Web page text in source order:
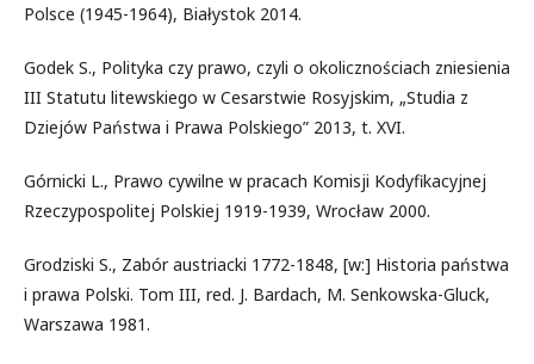
Polsce (1945-1964), Białystok 2014.
Godek S., Polityka czy prawo, czyli o okolicznościach zniesienia
III Statutu litewskiego w Cesarstwie Rosyjskim, „Studia z
Dziejów Państwa i Prawa Polskiego” 2013, t. XVI.
Górnicki L., Prawo cywilne w pracach Komisji Kodyfikacyjnej
Rzeczypospolitej Polskiej 1919-1939, Wrocław 2000.
Grodziski S., Zabór austriacki 1772-1848, [w:] Historia państwa
i prawa Polski. Tom III, red. J. Bardach, M. Senkowska-Gluck,
Warszawa 1981.